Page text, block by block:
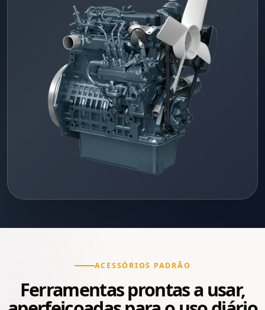
ACESSÓRIOS PADRÃO
Ferramentas prontas a usar,